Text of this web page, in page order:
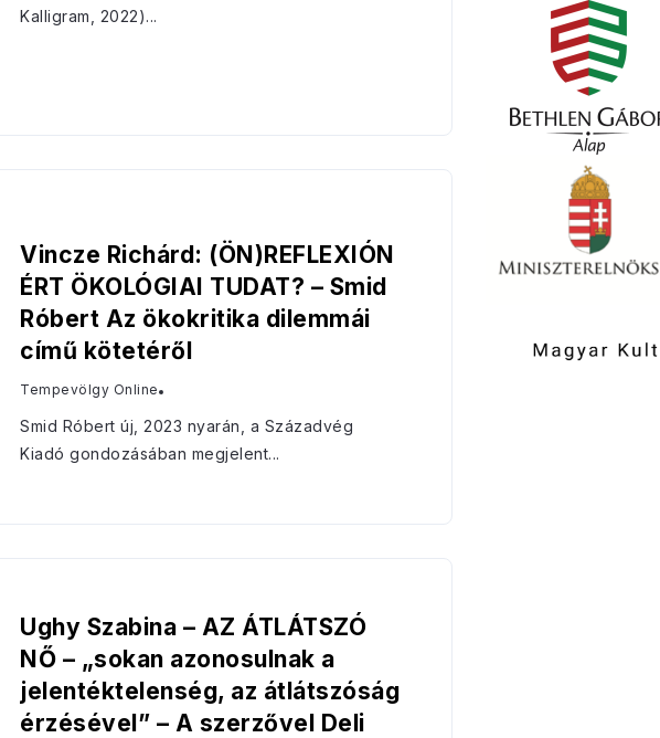
Kalligram, 2022)...
Vincze Richárd: (ÖN)REFLEXIÓN
ÉRT ÖKOLÓGIAI TUDAT? – Smid
Róbert Az ökokritika dilemmái
című kötetéről
Tempevölgy Online
Smid Róbert új, 2023 nyarán, a Századvég
Kiadó gondozásában megjelent...
Ughy Szabina – AZ ÁTLÁTSZÓ
NŐ – „sokan azonosulnak a
jelentéktelenség, az átlátszóság
érzésével” – A szerzővel Deli